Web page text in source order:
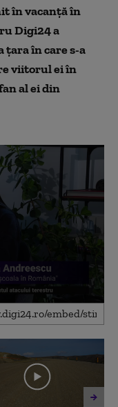
în vacanță în
Digi24 a
țara în care s-a
viitorul ei în
al ei din